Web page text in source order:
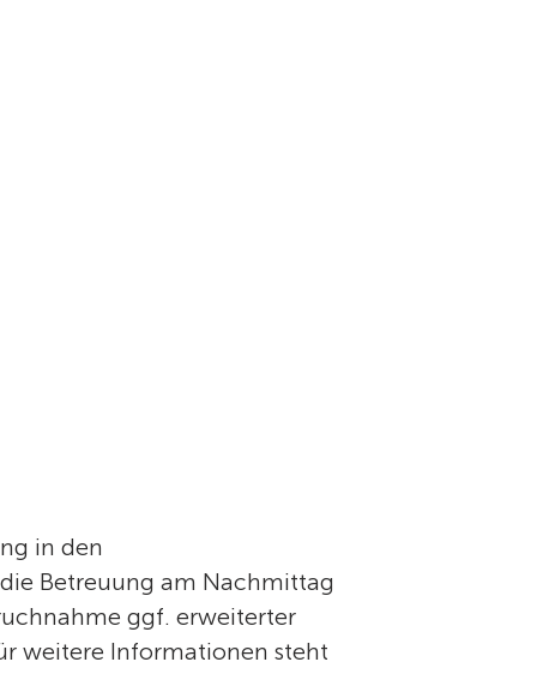
in den
Betreuung am Nachmittag
ggf. erweiterter
weitere Informationen steht